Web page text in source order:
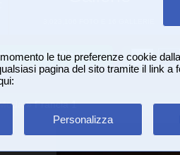
le tue preferenze cookie
pagina del sito tramite il link a
Personalizza
a JuzaPhoto! A A
» Francia 1